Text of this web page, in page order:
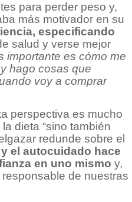
para perder peso y,
más motivador en su
especificando
salud y verse mejor
importante es cómo me
hago cosas que
voy a comprar
perspectiva es mucho
dieta “sino también
redunde sobre el
el autocuidado hace
en uno mismo y,
de nuestras